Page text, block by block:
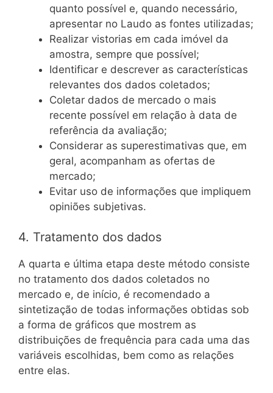
quanto possível e, quando necessário,
apresentar no Laudo as fontes utilizadas;
Realizar vistorias em cada imóvel da
amostra, sempre que possível;
Identificar e descrever as características
relevantes dos dados coletados;
Coletar dados de mercado o mais
recente possível em relação à data de
referência da avaliação;
Considerar as superestimativas que, em
geral, acompanham as ofertas de
mercado;
Evitar uso de informações que impliquem
opiniões subjetivas.
4. Tratamento dos dados
A quarta e última etapa deste método consiste
no tratamento dos dados coletados no
mercado e, de início, é recomendado a
sintetização de todas informações obtidas sob
a forma de gráficos que mostrem as
distribuições de frequência para cada uma das
variáveis escolhidas, bem como as relações
entre elas.